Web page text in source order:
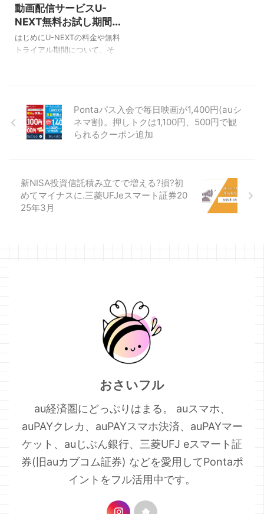
介していきます。 マクドナル
ドのクーポンの場所 Pontaパ
ポンは、私の場合はトップ画
面にバナーが表示されるので
ればクーポンの中の “ ...
動画配信サービスU-
NEXT無料お試し期間
まとめと注意点
はじめにU-NEXTの料金や無料
トライアル期間について、そ
い⇒U-NEXT U-NEXTとは 詳
しくはこちら⇒ U-NEXT U-
NEXTは映画やドラマ、アニメ
です。 U-NEXTの月額料金・
特徴 出典：U-NEXT U-NEXT
月額料金2,189円(税込) 見放題
Pontaパス入会で毎日映画が1,400円(auシ
ネマ割)。押しトクは1,100円、500円で観
られるクーポン追加
新NISA投資信託積み立てで増える?損?初
めてマイナスに.三菱UFJeスマート証券20
25年3月
おさいフル
au経済圏にどっぷりはまる。 auスマホ、
auPAYクレカ、auPAYスマホ決済、auPAYマー
ケット、auじぶん銀行、三菱UFJ eスマート証
券(旧auカブコム証券) などを愛用してPontaポ
イントをフル活用中です。